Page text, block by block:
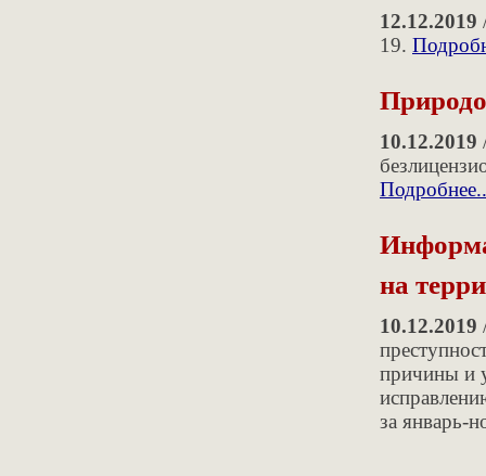
12.12.2019
19.
10.12.2019
на
10.12.2019
причины и
за январь-